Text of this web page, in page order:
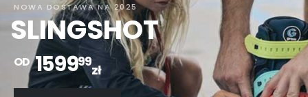
NOWA DOSTAWA NA 2025
SLINGSHOT
OD 159999
zł